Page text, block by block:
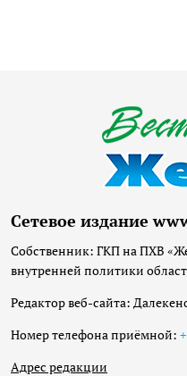
Сетевое издание
Собственник: ГКП на ПХВ
внутренней политики
Редактор веб-сайта:
Номер телефона приёмной:
Адрес редакции